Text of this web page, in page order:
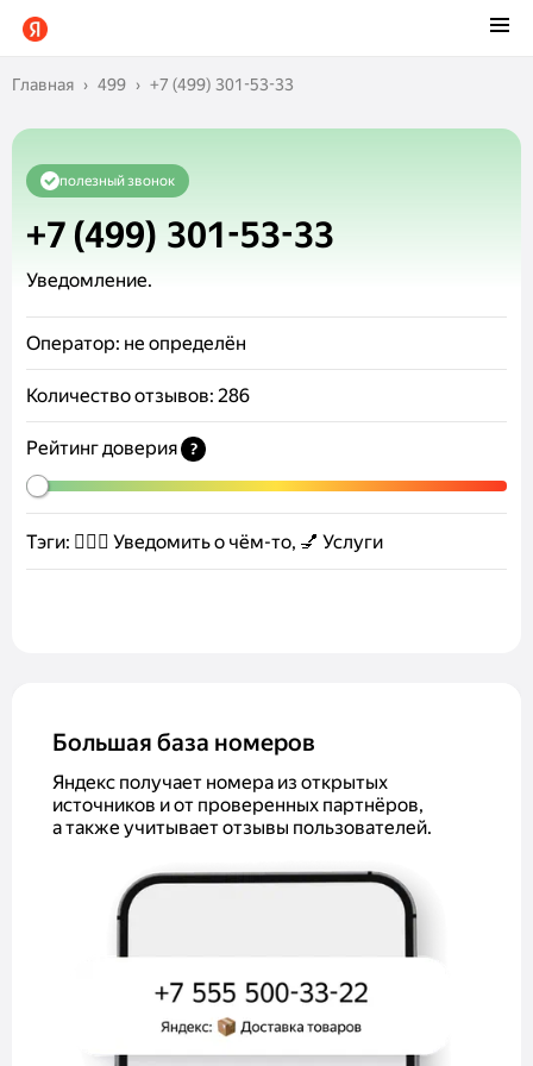
Главная 499 +7 (499) 301-53-33
полезный звонок
+7 (499) 301-53-33
Уведомление.
Оператор: не определён
Количество отзывов: 286
Рейтинг доверия ?
Тэги: 🤷🏻‍♂️ Уведомить о чём-то, 💅 Услуги
Большая база номеров
Яндекс получает номера из открытых
источников и от проверенных партнёров,
а также учитывает отзывы пользователей.